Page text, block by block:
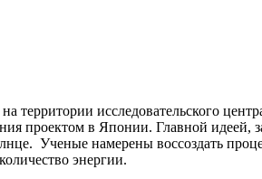
территории исследовательского
проектом в Японии. Главной идеей,
Ученые намерены воссоздать
энергии.